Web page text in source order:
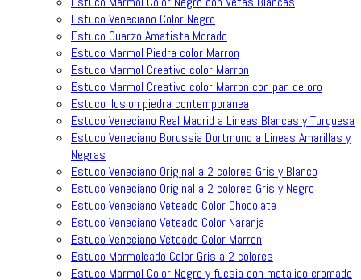
Estuco Veneciano Color Negro
Estuco Cuarzo Amatista Morado
Estuco Marmol Piedra color Marron
Estuco Marmol Creativo color Marron
Estuco Marmol Creativo color Marron con pan de oro
Estuco ilusion piedra contemporanea
Estuco Veneciano Real Madrid a Lineas Blancas y Turquesa
Estuco Veneciano Borussia Dortmund a Lineas Amarillas y
Negras
Estuco Veneciano Original a 2 colores Gris y Blanco
Estuco Veneciano Original a 2 colores Gris y Negro
Estuco Veneciano Veteado Color Chocolate
Estuco Veneciano Veteado Color Naranja
Estuco Veneciano Veteado Color Marron
Estuco Marmoleado Color Gris a 2 colores
Estuco Marmol Color Negro y fucsia con metalico cromado